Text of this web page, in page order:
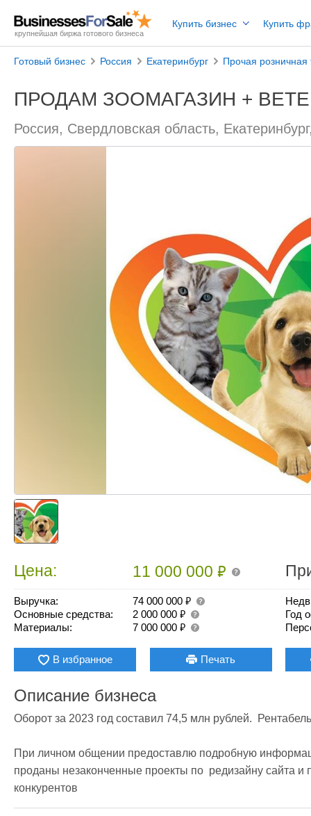
крупнейшая биржа готового бизнеса
Купить бизнес Купить
Готовый бизнес Россия Екатеринбург Прочая розничная
ПРОДАМ ЗООМАГАЗИН +
Россия, Свердловская область,
Цена: 11 000 000₽
Выручка: 74 000 000₽
Основные средства: 2 000 000₽
Материалы: 7 000 000₽
Год
В избранное Печать
Описание бизнеса
Оборoт за 2023 год сocтавил 74,5 млн рублей.
При личном общении предоставлю подробную
проданы незаконченные проекты по  редизайну сайта и
конкурентов